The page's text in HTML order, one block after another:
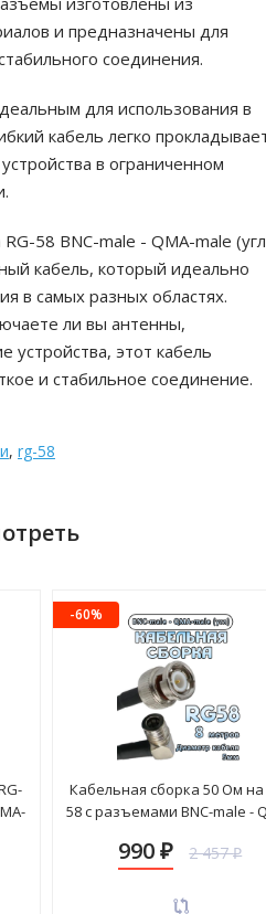
и предназначены для
соединения.
для использования в
кабель легко
в ограниченном
58 BNC-male - QMA-male
кабель, который идеально
в самых разных областях.
ли вы антенны,
устройства, этот кабель
и стабильное соединение.
, rg-58
-60%
Кабельная сборка 50 Ом на
58 с разъемами BNC-male -
990₽ 2 457₽